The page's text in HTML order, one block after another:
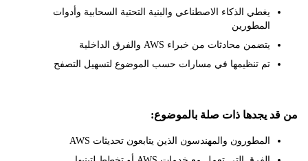
يغطي الذكاء الاصطناعي والبنية التحتية السحابية وأدوات
المطورين
يتضمن محادثات من خبراء AWS والفرق الداخلية
تم تنظيمها في مسارات حسب الموضوع لتسهيل التصفح
يجدها ذات صلة بالموضوع:
المطورون والمهندسون الذين يتابعون تحديثات AWS